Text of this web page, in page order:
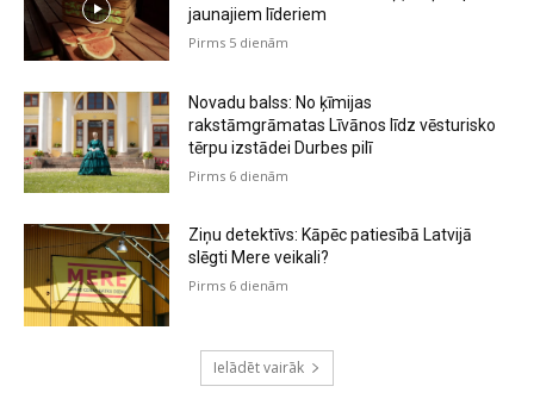
jaunajiem līderiem
Pirms 5 dienām
Novadu balss: No ķīmijas
rakstāmgrāmatas Līvānos līdz vēsturisko
tērpu izstādei Durbes pilī
Pirms 6 dienām
Ziņu detektīvs: Kāpēc patiesībā Latvijā
slēgti Mere veikali?
Pirms 6 dienām
Ielādēt vairāk